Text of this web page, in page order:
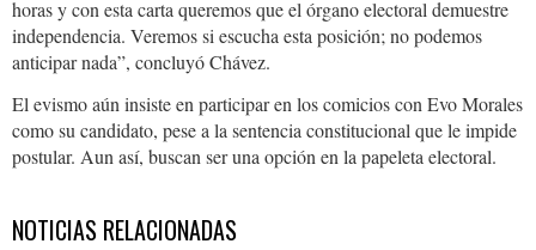
horas y con esta carta queremos que el órgano electoral demuestre
independencia. Veremos si escucha esta posición; no podemos
anticipar nada”, concluyó Chávez.
El evismo aún insiste en participar en los comicios con Evo Morales
como su candidato, pese a la sentencia constitucional que le impide
postular. Aun así, buscan ser una opción en la papeleta electoral.
NOTICIAS RELACIONADAS